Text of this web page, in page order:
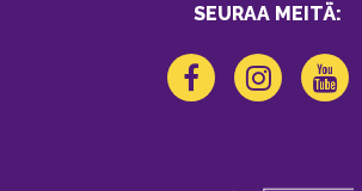
SEURAA MEITÄ: